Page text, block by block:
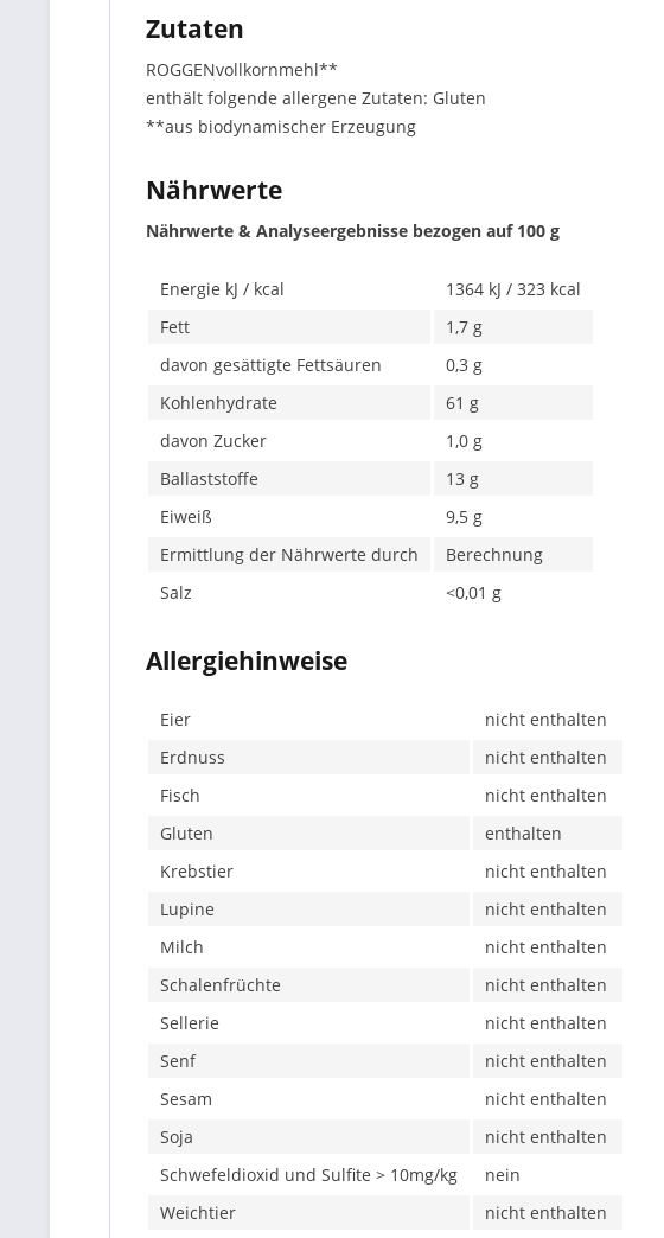
Zutaten
ROGGENvollkornmehl**
enthält folgende allergene Zutaten: Gluten
**aus biodynamischer Erzeugung
Nährwerte
Nährwerte & Analyseergebnisse bezogen auf 100 g
Energie kJ / kcal
1364 kJ / 323 kcal
Fett
1,7 g
davon gesättigte Fettsäuren
0,3 g
Kohlenhydrate
61 g
davon Zucker
1,0 g
Ballaststoffe
13 g
Eiweiß
9,5 g
Ermittlung der Nährwerte durch
Berechnung
Salz
<0,01 g
Allergiehinweise
Eier
nicht enthalten
Erdnuss
nicht enthalten
Fisch
nicht enthalten
Gluten
enthalten
Krebstier
nicht enthalten
Lupine
nicht enthalten
Milch
nicht enthalten
Schalenfrüchte
nicht enthalten
Sellerie
nicht enthalten
Senf
nicht enthalten
Sesam
nicht enthalten
Soja
nicht enthalten
Schwefeldioxid und Sulfite > 10mg/kg
nein
Weichtier
nicht enthalten